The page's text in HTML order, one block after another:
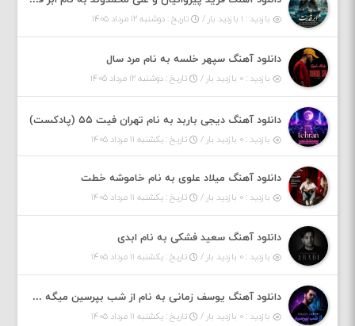
بازدید : ۱ بازدید بار / تاریخ : دوشنبه ۱۲ مرداد ۱۴۰۵
دانلود آهنگ سپهر خلسه به نام مرد سال
بازدید : ۰ بازدید بار / تاریخ : دوشنبه ۱۲ مرداد ۱۴۰۵
دانلود آهنگ دیجی باربد به نام تهران فیت ۵۵ (پادکست)
بازدید : ۰ بازدید بار / تاریخ : یکشنبه ۱۱ مرداد ۱۴۰۵
دانلود آهنگ میلاد علوی به نام خاموشه خطت
بازدید : ۰ بازدید بار / تاریخ : یکشنبه ۱۱ مرداد ۱۴۰۵
دانلود آهنگ سعید فشکی به نام ابدی
بازدید : ۰ بازدید بار / تاریخ : یکشنبه ۱۱ مرداد ۱۴۰۵
دانلود آهنگ یوسف زمانی به نام از شب بپرسین میگه چه روزگاری دارم
بازدید : ۰ بازدید بار / تاریخ : یکشنبه ۱۱ مرداد ۱۴۰۵